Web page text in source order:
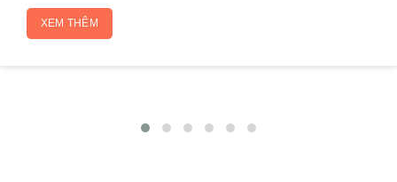
XEM THÊM